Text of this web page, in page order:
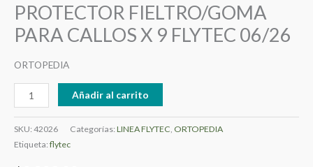
PROTECTOR FIELTRO/GOMA
PARA CALLOS X 9 FLYTEC 06/26
ORTOPEDIA
Añadir al carrito
SKU: 42026 Categorías: LINEA FLYTEC, ORTOPEDIA
Etiqueta: flytec